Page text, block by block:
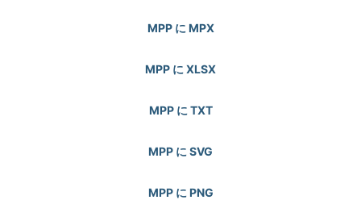
MPP に MPX
MPP に XLSX
MPP に TXT
MPP に SVG
MPP に PNG